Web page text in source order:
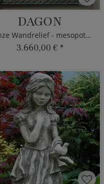
DAGON
Bronze Wandrelief - mesopotamische Gottheit
3.660,00 € *